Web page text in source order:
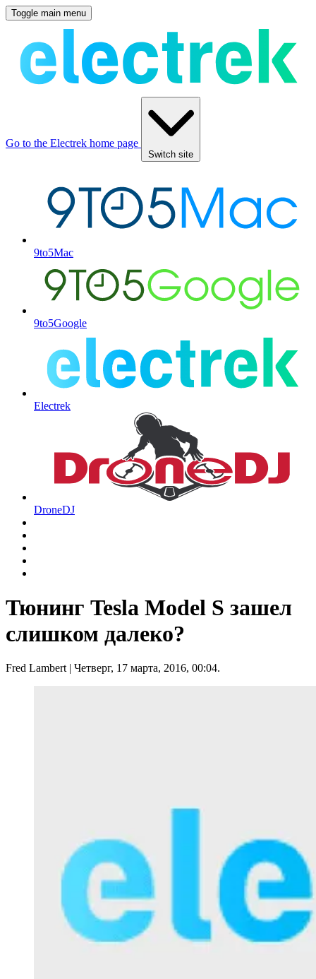
Toggle main menu
Go to the Electrek home page
Switch site
9to5Mac
9to5Google
Electrek
DroneDJ
Тюнинг Tesla Model S зашел
слишком далеко?
Fred Lambert| Четверг, 17 марта, 2016, 00:04.